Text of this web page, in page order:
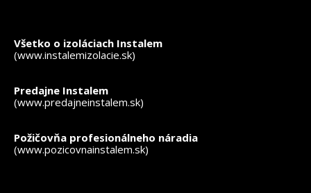
Všetko o izoláciach Instalem
(www.instalemizolacie.sk)
Predajne Instalem
(www.predajneinstalem.sk)
Požičovňa profesionálneho náradia
(www.pozicovnainstalem.sk)